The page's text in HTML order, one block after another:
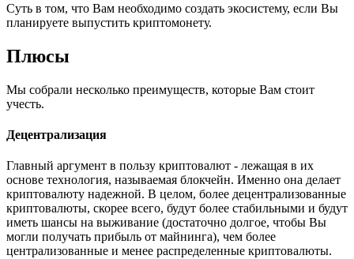
Суть в том, что Вам необходимо создать экосистему, если Вы
планируете выпустить криптомонету.
Плюсы
Мы собрали несколько преимуществ, которые Вам стоит
учесть.
Децентрализация
Главный аргумент в пользу криптовалют - лежащая в их
основе технология, называемая блокчейн. Именно она делает
криптовалюту надежной. В целом, более децентрализованные
криптовалюты, скорее всего, будут более стабильными и будут
иметь шансы на выживание (достаточно долгое, чтобы Вы
могли получать прибыль от майнинга), чем более
централизованные и менее распределенные криптовалюты.